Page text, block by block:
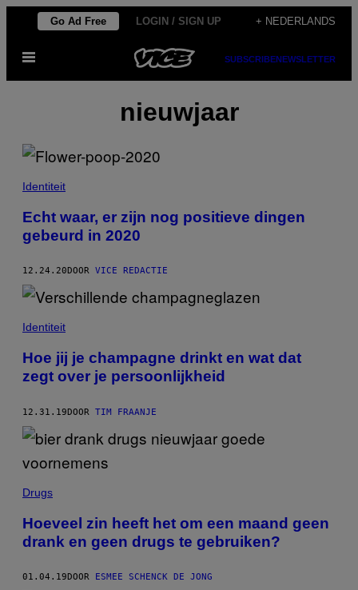
de
Go Ad Free LOGIN / SIGN UP + NEDERLANDS
Open
SUBSCRIBENEWSLETTER
nieuwjaar
Identiteit
Echt waar, er zijn nog positieve dingen
gebeurd in 2020
12.24.20 DOOR VICE REDACTIE
Identiteit
Hoe jij je champagne drinkt en wat dat
zegt over je persoonlijkheid
12.31.19DOOR TIM FRAANJE
Drugs
Hoeveel zin heeft het om een maand geen
drank en geen drugs te gebruiken?
01.04.19 DOOR ESMEE SCHENCK DE JONG